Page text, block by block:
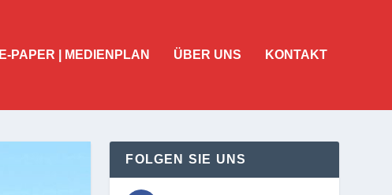
E-PAPER | MEDIENPLAN ÜBER UNS KONTAKT
FOLGEN SIE UNS